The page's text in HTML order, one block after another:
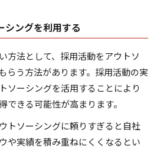
シングを利用する
方法として、採用活動をアウトソ
らう方法があります。採用活動の実
ソーシングを活用することにより
できる可能性が高まります。
トソーシングに頼りすぎると自社
や実績を積み重ねにくくなるとい